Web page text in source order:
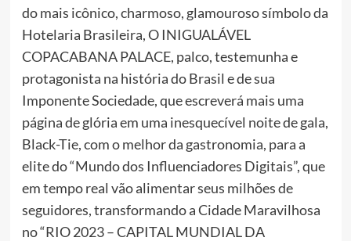
do mais icônico, charmoso, glamouroso símbolo da
Hotelaria Brasileira, O INIGUALÁVEL
COPACABANA PALACE, palco, testemunha e
protagonista na história do Brasil e de sua
Imponente Sociedade, que escreverá mais uma
página de glória em uma inesquecível noite de gala,
Black-Tie, com o melhor da gastronomia, para a
elite do “Mundo dos Influenciadores Digitais”, que
em tempo real vão alimentar seus milhões de
seguidores, transformando a Cidade Maravilhosa
no “RIO 2023 – CAPITAL MUNDIAL DA